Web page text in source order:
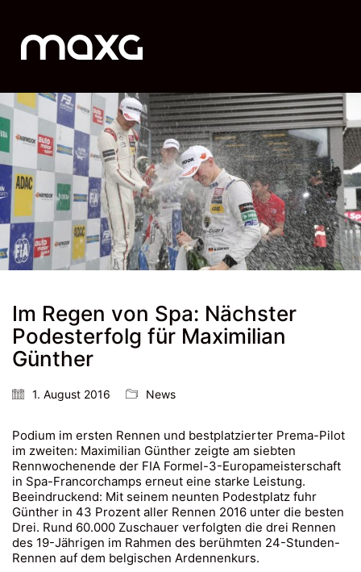
Im Regen von Spa: Nächster
Podesterfolg für Maximilian
Günther
1. August 2016 News
Podium im ersten Rennen und bestplatzierter Prema-Pilot
im zweiten: Maximilian Günther zeigte am siebten
Rennwochenende der FIA Formel-3-Europameisterschaft
in Spa-Francorchamps erneut eine starke Leistung.
Beeindruckend: Mit seinem neunten Podestplatz fuhr
Günther in 43 Prozent aller Rennen 2016 unter die besten
Drei. Rund 60.000 Zuschauer verfolgten die drei Rennen
des 19-Jährigen im Rahmen des berühmten 24-Stunden-
Rennen auf dem belgischen Ardennenkurs.